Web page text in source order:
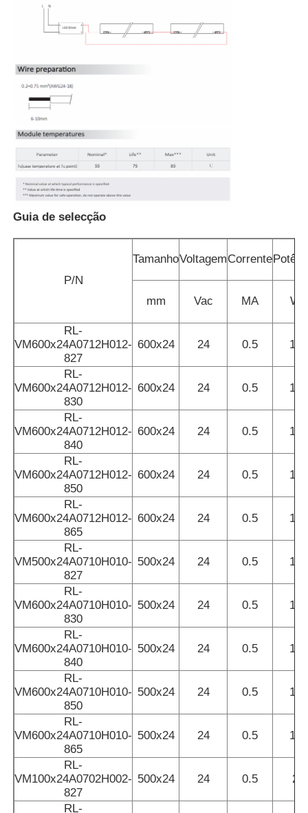
Todos os casos
Pedir um orçamento
Luz de tira de néon
Luz LED de 360°
Fita LED Nua
Módulo do diodo emissor de luz da C.A.
Módulo LED DC
Luz de Neão Grande
Mini Lavador de Parede
Sauna Light Bar
Faixa LED de alta eficiência
Instalações de iluminação LED
Lâmpadas LED flexíveis
Guia de selecção
P/N
TamanhoVoltagemCorrente
mm Vac MA W
RL-
VM600x24A0712H012-
827
600x24 24 0.5 12
RL-
VM600x24A0712H012-
830
600x24 24 0.5 12
RL-
VM600x24A0712H012-
840
600x24 24 0.5 12
RL-
VM600x24A0712H012-
850
600x24 24 0.5 12
RL-
VM600x24A0712H012-
865
600x24 24 0.5 12
RL-
VM500x24A0710H010-
827
500x24 24 0.5 10
RL-
VM600x24A0710H010-
830
500x24 24 0.5 10
RL-
VM600x24A0710H010-
840
500x24 24 0.5 10
RL-
VM600x24A0710H010-
850
500x24 24 0.5 10
RL-
VM600x24A0710H010-
865
500x24 24 0.5 10
RL-
VM100x24A0702H002-
827
500x24 24 0.5 2
RL-